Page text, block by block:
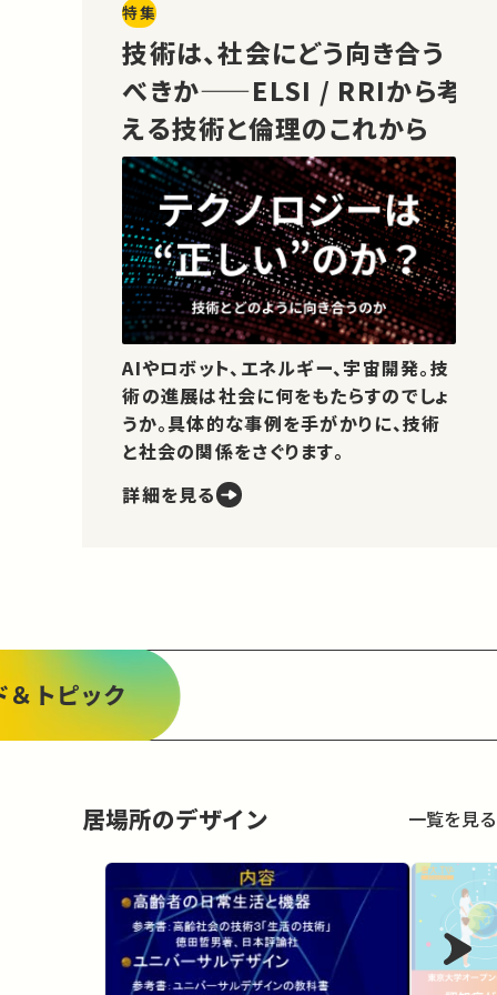
特集
技術は、社会にどう向き合う
べきか——ELSI / RRIから考
える技術と倫理のこれから
AIやロボット、エネルギー、宇宙開発。技
術の進展は社会に何をもたらすのでしょ
うか。具体的な事例を手がかりに、技術
と社会の関係をさぐります。
詳細を見る
＆トピック
居場所のデザイン 一覧を見る